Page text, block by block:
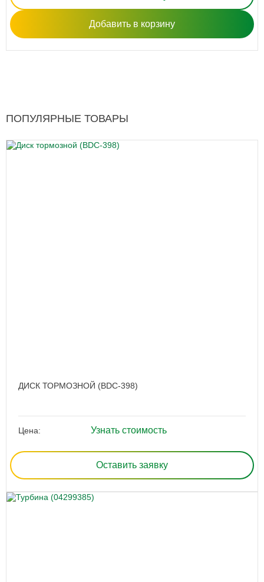
Добавить в корзину
ПОПУЛЯРНЫЕ ТОВАРЫ
ДИСК ТОРМОЗНОЙ (BDC-398)
Цена: Узнать стоимость
Оставить заявку